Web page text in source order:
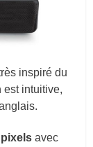
inspiré du
est intuitive,
pixelsavec